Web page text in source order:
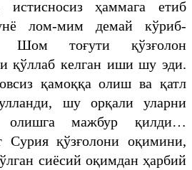
ҳаммага етиб
лом-мим демай кўриб-
Шом тоғути қўзғолон
қўллаб келган иши шу эди.
қамоққа олиш ва қатл
шу орқали уларни
олишга мажбур қилди…
Сурия қўзғолони оқимини,
сиёсий оқимдан ҳарбий